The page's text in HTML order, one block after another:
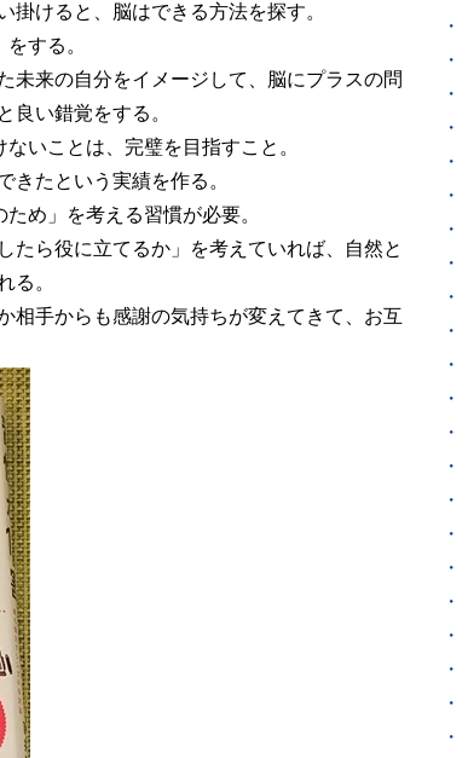
掛けると、脳はできる方法を探す。
する。
未来の自分をイメージして、脳にプラスの問
良い錯覚をする。
いことは、完璧を目指すこと。
きたという実績を作る。
め」を考える習慣が必要。
たら役に立てるか」を考えていれば、自然と
る。
相手からも感謝の気持ちが変えてきて、お互